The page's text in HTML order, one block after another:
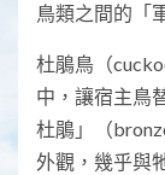
鳥類之間的「
杜鵑鳥（
中，讓宿主鳥
杜鵑」（
外觀，幾乎與